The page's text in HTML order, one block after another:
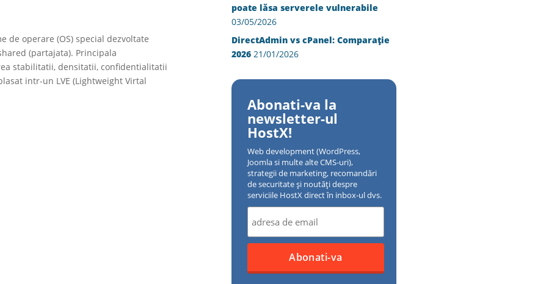
de operare (OS) special dezvoltate
(partajata). Principala
stabilitatii, densitatii, confidentialitatii
intr-un LVE (Lightweight Virtal
poate lăsa serverele vulnerabile
03/05/2026
DirectAdmin vs cPanel: Comparație
2026 21/01/2026
Abonati-va la
newsletter-ul
HostX!
Web development (WordPress,
Joomla si multe alte CMS-uri),
strategii de marketing, recomandări
de securitate și noutăți despre
serviciile HostX direct în inbox-ul dvs.